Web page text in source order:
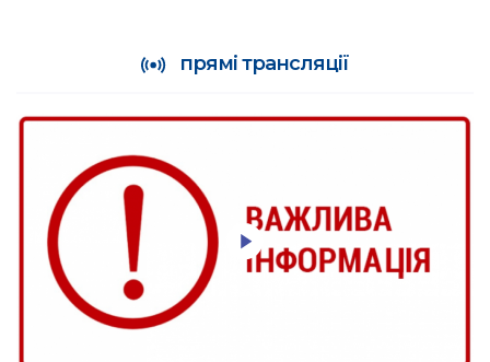
прямі трансляції